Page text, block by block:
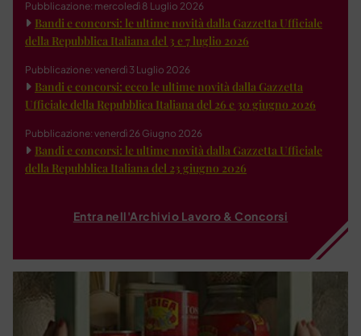
Pubblicazione: mercoledì 8 Luglio 2026
Bandi e concorsi: le ultime novità dalla Gazzetta Ufficiale
della Repubblica Italiana del 3 e 7 luglio 2026
Pubblicazione: venerdì 3 Luglio 2026
Bandi e concorsi: ecco le ultime novità dalla Gazzetta
Ufficiale della Repubblica Italiana del 26 e 30 giugno 2026
Pubblicazione: venerdì 26 Giugno 2026
Bandi e concorsi: le ultime novità dalla Gazzetta Ufficiale
della Repubblica Italiana del 23 giugno 2026
Entra nell'Archivio Lavoro & Concorsi